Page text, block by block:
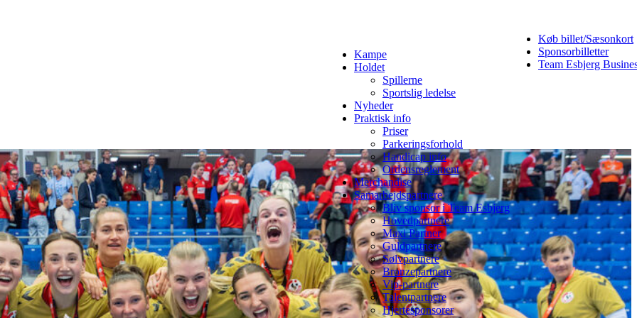
Køb billet/Sæsonkort
Sponsorbilletter
Team Esbjerg
Kampe
Holdet
Spillerne
Sportslig ledelse
Nyheder
Praktisk info
Priser
Parkeringsforhold
Handicap info
Ordensreglement
Merchandise
Samarbejdspartnere
Bliv sponsor i Team Esbjerg
Hovedpartnere
Maxi Partner
Guldpartnere
Sølvpartnere
Bronzepartnere
Vip-partnere
Talentpartnere
Hjertesponsorer